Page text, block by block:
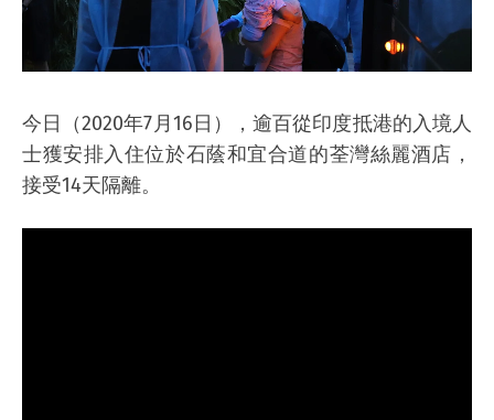
今日（2020年7月16日），逾百從印度抵港的入境人
士獲安排入住位於石蔭和宜合道的荃灣絲麗酒店，
接受14天隔離。